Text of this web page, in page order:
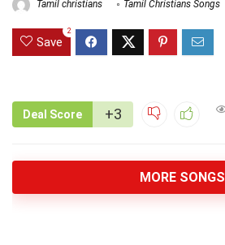
Tamil christians Tamil Christians Songs
Save
2
Deal Score +3
MORE SONGS